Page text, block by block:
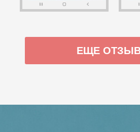
ЕЩЕ